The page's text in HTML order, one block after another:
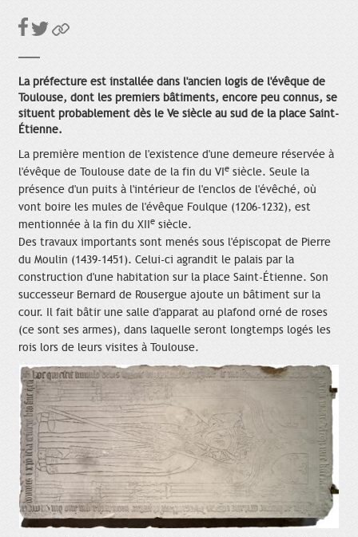
La préfecture est installée dans l'ancien logis de l'évêque de
Toulouse, dont les premiers bâtiments, encore peu connus, se
situent probablement dès le Ve siècle au sud de la place Saint-
Étienne.
La première mention de l'existence d'une demeure réservée à
l'évêque de Toulouse date de la fin du VIe siècle. Seule la
présence d'un puits à l'intérieur de l'enclos de l'évêché, où
vont boire les mules de l'évêque Foulque (1206-1232), est
mentionnée à la fin du XIIe siècle.
Des travaux importants sont menés sous l'épiscopat de Pierre
du Moulin (1439-1451). Celui-ci agrandit le palais par la
construction d'une habitation sur la place Saint-Étienne. Son
successeur Bernard de Rousergue ajoute un bâtiment sur la
cour. Il fait bâtir une salle d'apparat au plafond orné de roses
(ce sont ses armes), dans laquelle seront longtemps logés les
rois lors de leurs visites à Toulouse.